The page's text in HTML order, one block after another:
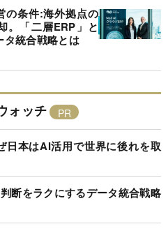
の条件:海外拠点の
。「二層ERP」と
タ統合戦略とは
ォッチ
日本はAI活用で世界に後れを取
断をラクにするデータ統合戦略